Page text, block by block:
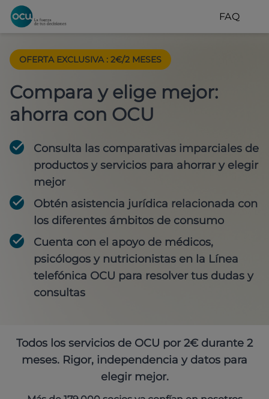
FAQ
OFERTA EXCLUSIVA : 2€/2 MESES
Compara y elige mejor:
ahorra con OCU
Consulta las comparativas imparciales de
productos y servicios para ahorrar y elegir
mejor
Obtén asistencia jurídica relacionada con
los diferentes ámbitos de consumo
Cuenta con el apoyo de médicos,
psicólogos y nutricionistas en la Línea
telefónica OCU para resolver tus dudas y
consultas
Todos los servicios de OCU por 2€ durante 2
meses. Rigor, independencia y datos para
elegir mejor.